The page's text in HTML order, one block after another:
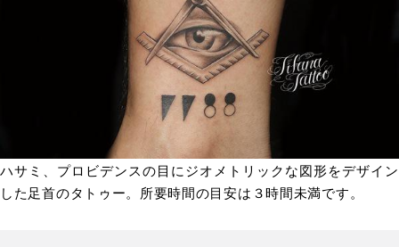
ハサミ、プロビデンスの目にジオメトリックな図形をデザイン
した足首のタトゥー。所要時間の目安は３時間未満です。